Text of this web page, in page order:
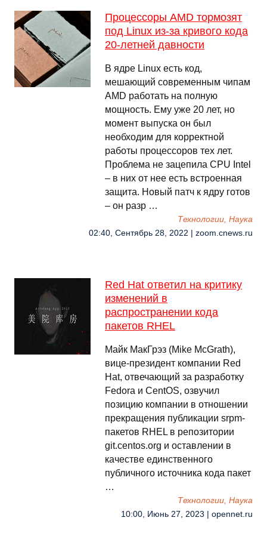
Процессоры AMD тормозят
под Linux из-за кривого кода
20-летней давности
В ядре Linux есть код,
мешающий современным чипам
AMD работать на полную
мощность. Ему уже 20 лет, но
момент выпуска он был
необходим для корректной
работы процессоров тех лет.
Проблема не зацепила CPU Intel
– в них от нее есть встроенная
защита. Новый патч к ядру готов
– он разр …
Технологии, Наука
02:40, Сентябрь 28, 2022 | zoom.cnews.ru
Red Hat ответил на критику
изменений в
распространении кода
пакетов RHEL
Майк МакГрэз (Mike McGrath),
вице-президент компании Red
Hat, отвечающий за разработку
Fedora и CentOS, озвучил
позицию компании в отношении
прекращения публикации srpm-
пакетов RHEL в репозитории
git.centos.org и оставлении в
качестве единственного
публичного источника кода пакет
…
Технологии, Наука
10:00, Июнь 27, 2023 | opennet.ru